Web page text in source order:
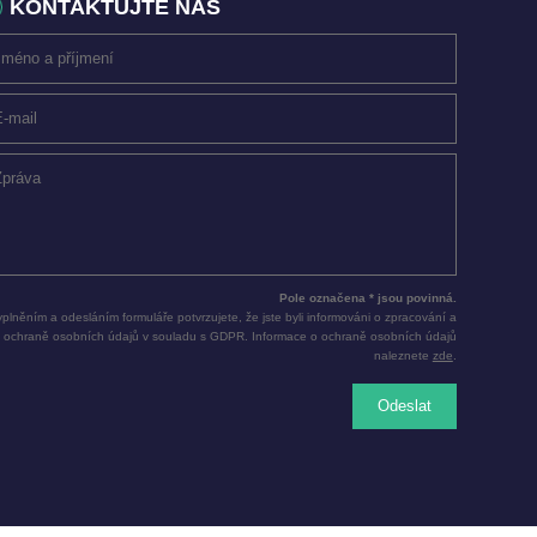
KONTAKTUJTE NÁS
Pole označena * jsou povinná.
a odesláním formuláře potvrzujete, že jste byli informováni o zpracování a
ochraně osobních údajů v souladu s GDPR. Informace o ochraně osobních údajů
naleznete zde
Odeslat